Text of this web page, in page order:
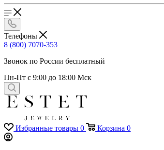
Телефоны
8 (800) 7070-353
Звонок по России бесплатный
Пн-Пт с 9:00 до 18:00 Мск
Избранные товары 0 Корзина 0